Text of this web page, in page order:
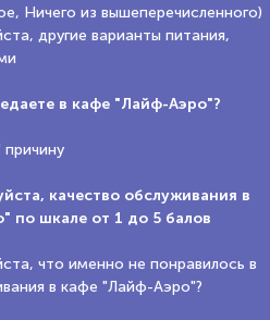
Ничего из вышеперечисленного)
другие варианты питания,
в кафе "Лайф-Аэро"?
качество обслуживания в
по шкале от 1 до 5 балов
что именно не понравилось в
в кафе "Лайф-Аэро"?